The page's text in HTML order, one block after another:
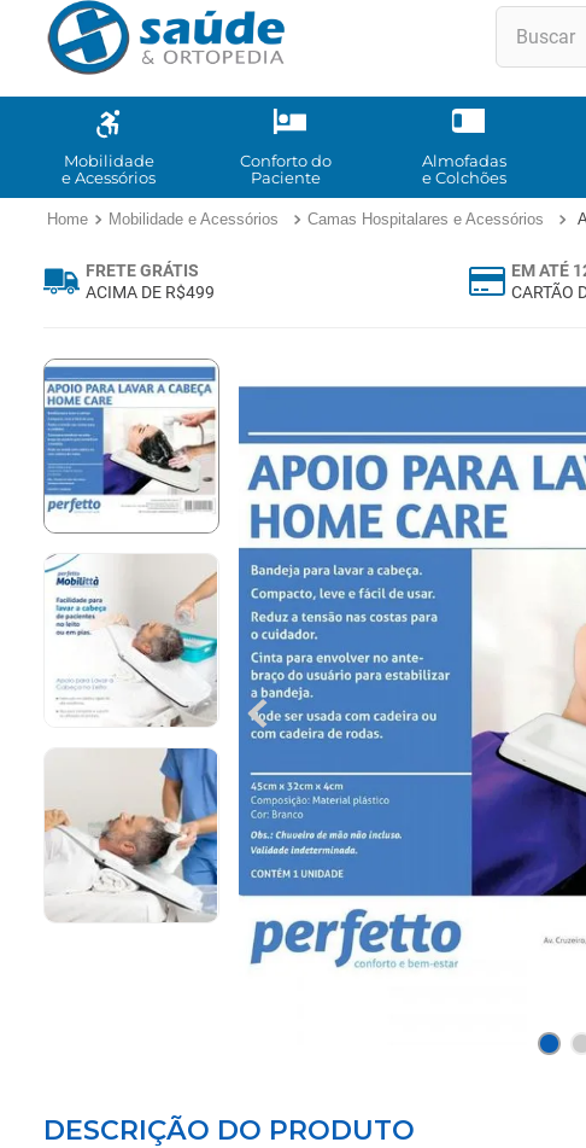
Mobilidade
e Acessórios
Conforto do
Paciente
Almofadas
e Colchões
Mobilidade e Acessórios Camas Hospitalares e Acessórios
FRETE GRÁTIS
ACIMA DE R$499
EM ATÉ
CARTÃO
DESCRIÇÃO DO PRODUTO
3º
5º
9º
10º